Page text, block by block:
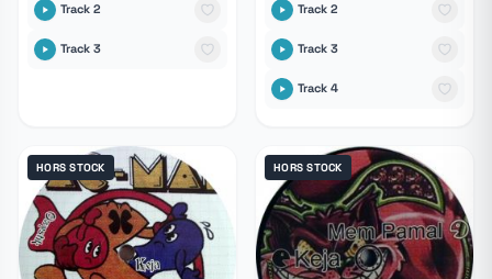
Track 2
Track 3
Track 2
Track 3
Track 4
HORS STOCK HORS STOCK